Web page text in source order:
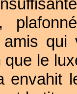
qui
que le
envahit